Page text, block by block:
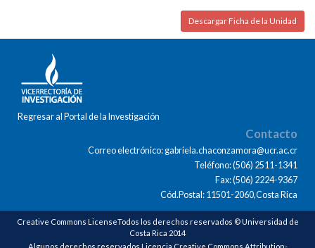
Descargar Ficha de la Unidad
Regresar al Portal de la Investigación
Contacto
Correo electrónico: gabriela.chaconzamora@ucr.ac.cr
Teléfono: (506) 2511-1341
Fax: (506) 2224-9367
Cód.Postal: 11501-2060,Costa Rica
Creative Commons LicenseTodos los derechos reservados © Universidad de
Costa Rica 2014